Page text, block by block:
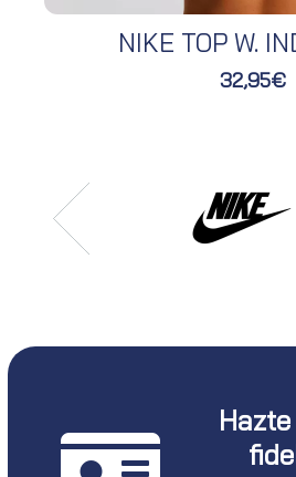
NIKE TOP W.
32,95€